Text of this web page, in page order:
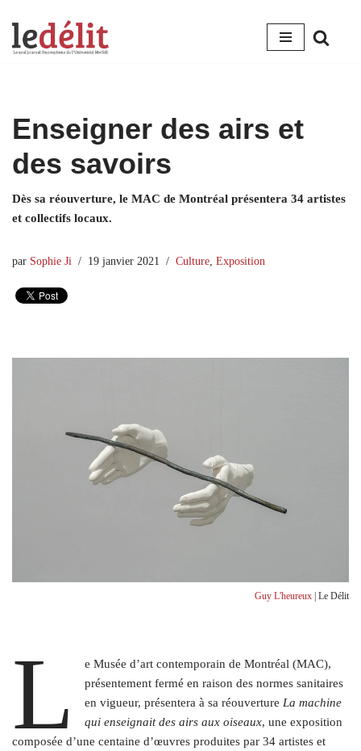
Aller
Enseigner des airs et
des savoirs
Dès sa réouverture, le MAC de Montréal présentera 34 artistes
et collectifs locaux.
par Sophie Ji 19 janvier 2021 Culture Exposition
Guy L'heureux | Le Délit
L
e Musée d’art contemporain de Montréal (MAC),
présentement fermé en raison des normes sanitaires
en vigueur, présentera à sa réouverture La machine
qui enseignait des airs aux oiseaux, une exposition
composée d’une centaine d’œuvres produites par 34 artistes et